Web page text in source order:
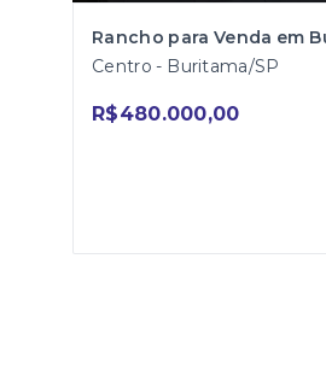
Rancho para Venda em
Centro - Buritama/SP
R$480.000,00